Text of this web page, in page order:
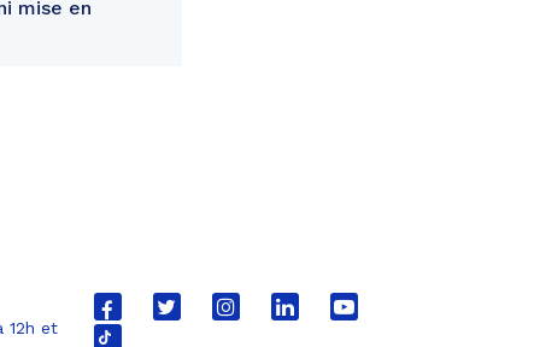
mise en
12h et
Lien
Lien
Lien
Lien
Lien